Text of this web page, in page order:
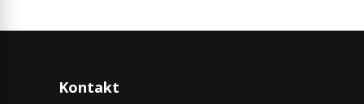
Kontakt